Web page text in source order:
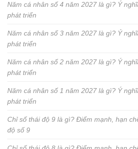
Năm cá nhân số 4 năm 2027 là gì? Ý
phát triển
Năm cá nhân số 3 năm 2027 là gì? Ý
phát triển
Năm cá nhân số 2 năm 2027 là gì? Ý
phát triển
Năm cá nhân số 1 năm 2027 là gì? Ý
phát triển
Chỉ số thái độ 9 là gì? Điểm mạnh, hạn
độ số 9